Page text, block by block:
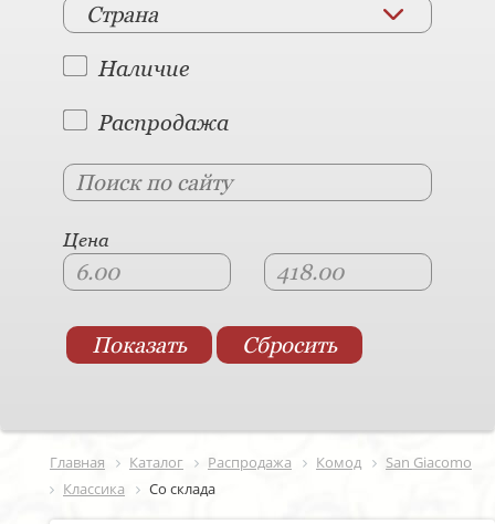
Страна
Наличие
Распродажа
Цена
Главная Каталог Распродажа Комод
San Giacomo
Классика
Со склада